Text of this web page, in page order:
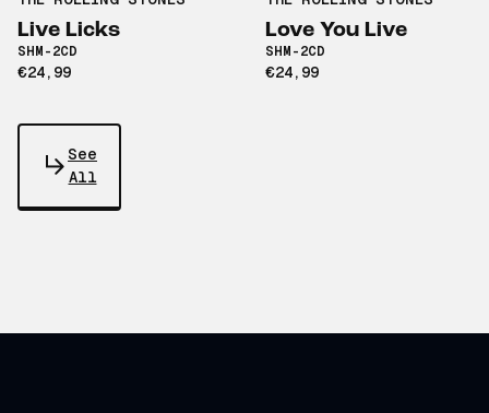
Live Licks
SHM-2CD
€24,99
Love You Live
SHM-2CD
€24,99
See
All